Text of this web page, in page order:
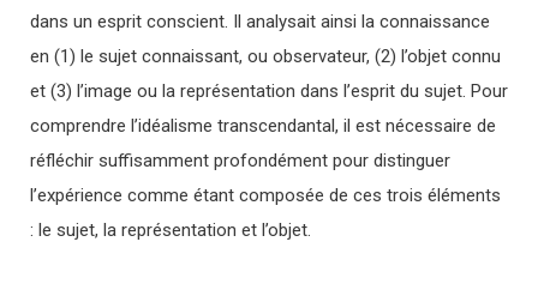
dans un esprit conscient. Il analysait ainsi la connaissance
en (1) le sujet connaissant, ou observateur, (2) l’objet connu
et (3) l’image ou la représentation dans l’esprit du sujet. Pour
comprendre l’idéalisme transcendantal, il est nécessaire de
réfléchir suffisamment profondément pour distinguer
l’expérience comme étant composée de ces trois éléments
: le sujet, la représentation et l’objet.